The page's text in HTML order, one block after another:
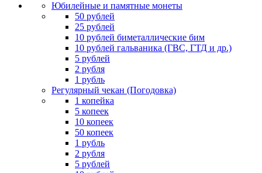
Юбилейные и памятные монеты
50 рублей
25 рублей
10 рублей биметаллические бим
10 рублей гальваника (ГВС, ГТД и др.)
5 рублей
2 рубля
1 рубль
Регулярный чекан (Погодовка)
1 копейка
5 копеек
10 копеек
50 копеек
1 рубль
2 рубля
5 рублей